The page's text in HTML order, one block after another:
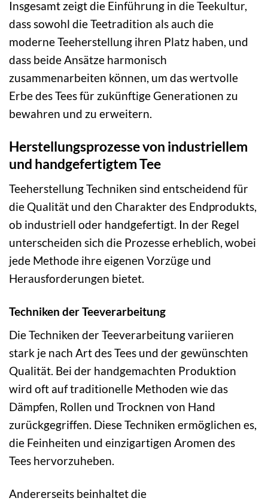
Insgesamt zeigt die Einführung in die Teekultur,
dass sowohl die Teetradition als auch die
moderne Teeherstellung ihren Platz haben, und
dass beide Ansätze harmonisch
zusammenarbeiten können, um das wertvolle
Erbe des Tees für zukünftige Generationen zu
bewahren und zu erweitern.
Herstellungsprozesse von industriellem
und handgefertigtem Tee
Teeherstellung Techniken sind entscheidend für
die Qualität und den Charakter des Endprodukts,
ob industriell oder handgefertigt. In der Regel
unterscheiden sich die Prozesse erheblich, wobei
jede Methode ihre eigenen Vorzüge und
Herausforderungen bietet.
Techniken der Teeverarbeitung
Die Techniken der Teeverarbeitung variieren
stark je nach Art des Tees und der gewünschten
Qualität. Bei der handgemachten Produktion
wird oft auf traditionelle Methoden wie das
Dämpfen, Rollen und Trocknen von Hand
zurückgegriffen. Diese Techniken ermöglichen es,
die Feinheiten und einzigartigen Aromen des
Tees hervorzuheben.
Andererseits beinhaltet die